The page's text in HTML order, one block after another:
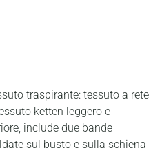
traspirante: tessuto a rete
ketten leggero e
include due bande
sul busto e sulla schiena